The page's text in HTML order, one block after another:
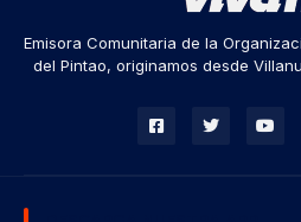
Emisora Comunitaria de la
del Pintao, originamos desde